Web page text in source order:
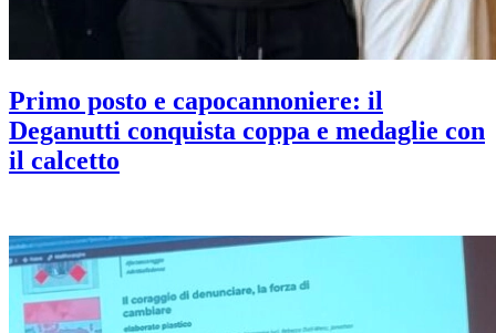
Primo posto e capocannoniere: il
Deganutti conquista coppa e medaglie con
il calcetto